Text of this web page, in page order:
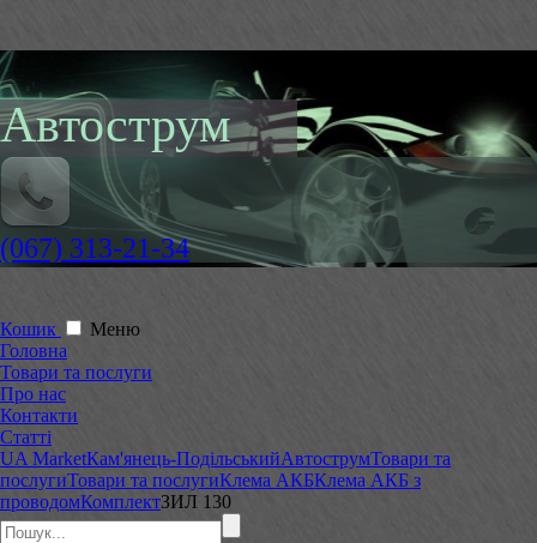
Автострум
(067) 313-21-34
Кошик
Меню
Головна
Товари та послуги
Про нас
Контакти
Статті
UA MarketКам'янець-ПодільськийАвтострумТовари та
послугиТовари та послугиКлема АКБКлема АКБ з
проводомКомплектЗИЛ 130